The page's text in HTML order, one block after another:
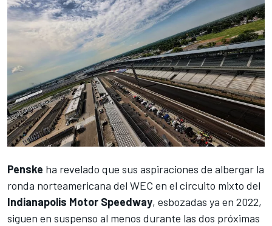
Penske ha revelado que sus aspiraciones de albergar la
ronda norteamericana del WEC en el circuito mixto del
Indianapolis Motor Speedway, esbozadas ya en 2022,
siguen en suspenso al menos durante las dos próximas